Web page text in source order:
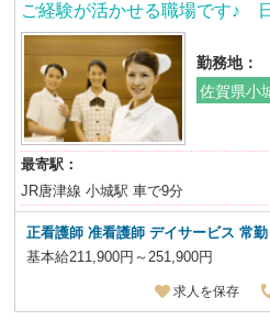
ご経験が活かせる職場です♪
勤務地：
佐賀県小
最寄駅：
JR唐津線 小城駅 車で9分
正看護師 准看護師 デイサービス 常
基本給211,900円～251,900円
求人を保存